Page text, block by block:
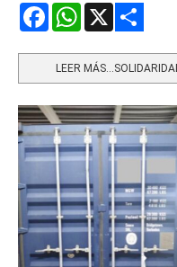
FacebookWhatsApp
LEER